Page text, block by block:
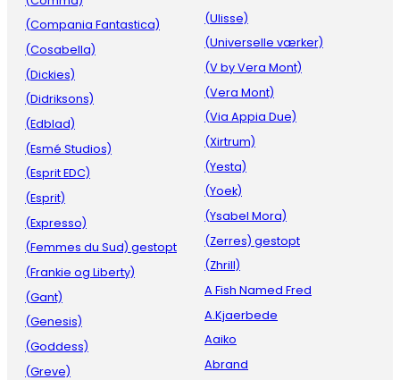
(Compania Fantastica)
(Cosabella)
(Dickies)
(Didriksons)
(Edblad)
(Esmé Studios)
(Esprit EDC)
(Esprit)
(Expresso)
(Femmes du Sud) gestopt
(Frankie og Liberty)
(Gant)
(Genesis)
(Goddess)
(Greve)
(Ulisse)
(Universelle værker)
(V by Vera Mont)
(Vera Mont)
(Via Appia Due)
(Xirtrum)
(Yesta)
(Yoek)
(Ysabel Mora)
(Zerres) gestopt
(Zhrill)
A Fish Named Fred
A.Kjaerbede
Aaiko
Abrand